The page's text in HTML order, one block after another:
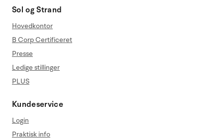
Sol og Strand
Hovedkontor
B Corp Certificeret
Presse
Ledige stillinger
PLUS
Kundeservice
Login
Praktisk info